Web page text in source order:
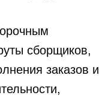
сборщиков,
заказов и